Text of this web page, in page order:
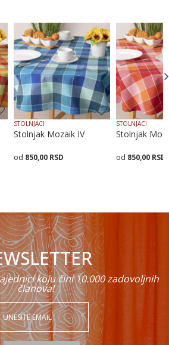
POŠALJI
STOLNJACI
Stolnjak Mozaik IV
850,00 RSD
Dodaj u korpu
STOLNJACI
Stolnjak
850,00 RSD
koju čini 10.000 zadovoljnih
članova!